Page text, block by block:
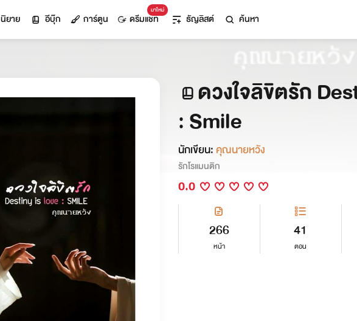
นิยาย อีบุ๊ก การ์ตูน
มาใหม่
ดรีมแชท ธัญลิสต์ ค้นหา
ดวงใจลิขิตรัก
: Smile
นักเขียน: คุณนายหวัง
รักโรแมนติก
0.0
266
หน้า
41
ตอน